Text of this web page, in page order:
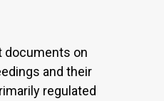
documents on
and their
regulated